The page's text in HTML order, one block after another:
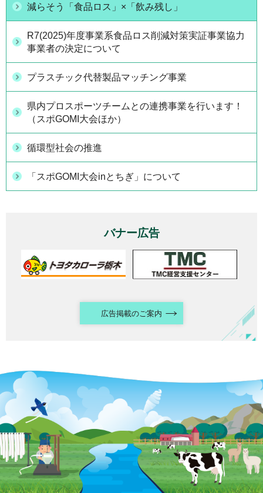
減らそう「食品ロス」×「飲み残し」
R7(2025)年度事業系食品ロス削減対策実証事業協力
事業者の決定について
プラスチック代替製品マッチング事業
県内プロスポーツチームとの連携事業を行います！
（スポGOMI大会ほか）
循環型社会の推進
「スポGOMI大会inとちぎ」について
バナー広告
広告掲載のご案内